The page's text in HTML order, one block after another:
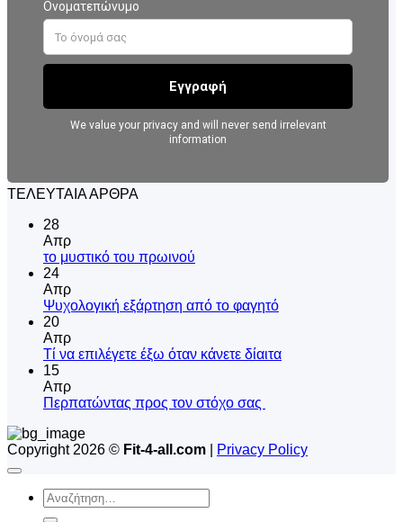
ΤΕΛΕΥΤΑΙΑ ΑΡΘΡΑ
28
Απρ
το μυστικό του πρωινού
στο
του
24
Απρ
Ψυχολογική εξάρτηση από το φαγητόΔεν
στο
20
Απρ
Tί να επιλέγετε έξω όταν κάνετε δίαιταΔεν
επιλέγετε
15
Απρ
Περπατώντας προς τον στόχο σας
στο
Copyright 2026 © Fit-4-all.com Privacy Policy
Αναζήτηση
για: